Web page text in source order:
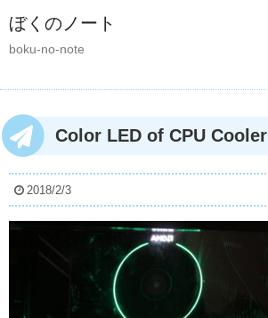
ぼくのノート
boku-no-note
Color LED of CPU Cooler
2018/2/3